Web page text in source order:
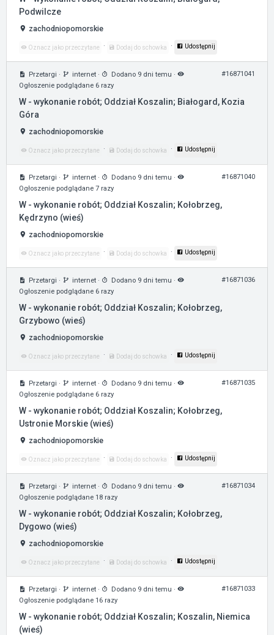
Podwilcze
zachodniopomorskie
Oznacz jako przeczytane · Dodaj do schowka · Udostępnij
Przetargi · internet · Dodano 9 dni temu ·
Ogłoszenie podglądane 6 razy
#16871041
W - wykonanie robót; Oddział Koszalin; Białogard, Kozia
Góra
zachodniopomorskie
Oznacz jako przeczytane · Dodaj do schowka · Udostępnij
Przetargi · internet · Dodano 9 dni temu ·
Ogłoszenie podglądane 7 razy
#16871040
W - wykonanie robót; Oddział Koszalin; Kołobrzeg,
Kędrzyno (wieś)
zachodniopomorskie
Oznacz jako przeczytane · Dodaj do schowka · Udostępnij
Przetargi · internet · Dodano 9 dni temu ·
Ogłoszenie podglądane 6 razy
#16871036
W - wykonanie robót; Oddział Koszalin; Kołobrzeg,
Grzybowo (wieś)
zachodniopomorskie
Oznacz jako przeczytane · Dodaj do schowka · Udostępnij
Przetargi · internet · Dodano 9 dni temu ·
Ogłoszenie podglądane 6 razy
#16871035
W - wykonanie robót; Oddział Koszalin; Kołobrzeg,
Ustronie Morskie (wieś)
zachodniopomorskie
Oznacz jako przeczytane · Dodaj do schowka · Udostępnij
Przetargi · internet · Dodano 9 dni temu ·
Ogłoszenie podglądane 18 razy
#16871034
W - wykonanie robót; Oddział Koszalin; Kołobrzeg,
Dygowo (wieś)
zachodniopomorskie
Oznacz jako przeczytane · Dodaj do schowka · Udostępnij
Przetargi · internet · Dodano 9 dni temu ·
Ogłoszenie podglądane 16 razy
#16871033
W - wykonanie robót; Oddział Koszalin; Koszalin, Niemica
(wieś)